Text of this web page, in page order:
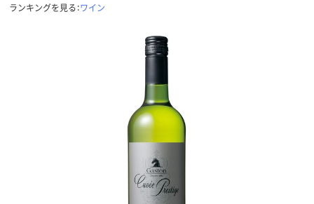
ランキングを見る：ワイン